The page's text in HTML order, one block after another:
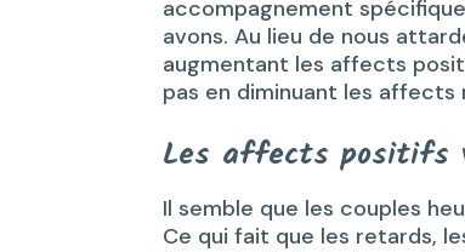
accompagnement
avons. Au lieu de nous
augmentant les affects
pas en diminuant les
Les affects positifs
Il semble que les couples
Ce qui fait que les retards,